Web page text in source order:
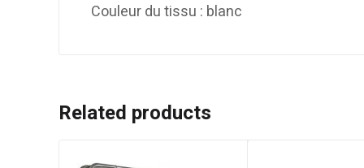
Couleur du tissu : blanc
Related products